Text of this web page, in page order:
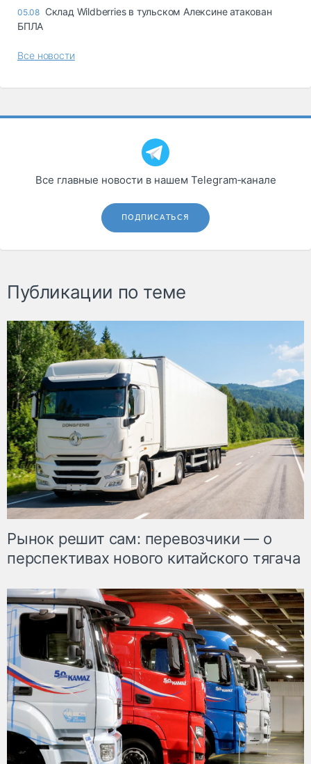
05.08 Склад Wildberries в тульском Алексине атакован
БПЛА
Все новости
Все главные новости в нашем Telegram‑канале
ПОДПИСАТЬСЯ
Публикации по теме
Рынок решит сам: перевозчики — о
перспективах нового китайского тягача